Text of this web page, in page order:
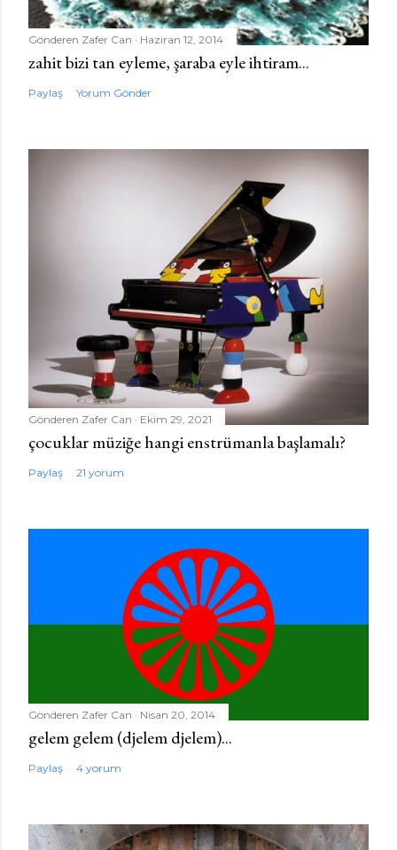
d
e
r
Gönderen Zafer Can Haziran 12, 2014
zahit bizi tan eyleme, şaraba eyle ihtiram...
Paylaş Yorum Gönder
Gönderen Zafer Can Ekim 29, 2021
çocuklar müziğe hangi enstrümanla başlamalı?
Paylaş 21 yorum
Gönderen Zafer Can Nisan 20, 2014
gelem gelem (djelem djelem)...
Paylaş 4 yorum